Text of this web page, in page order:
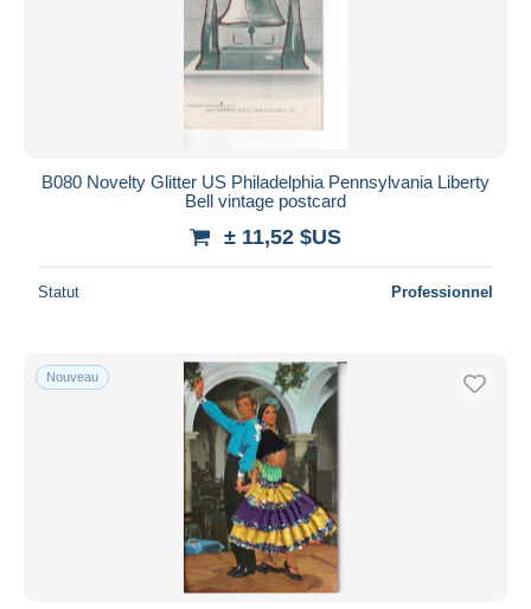
B080 Novelty Glitter US Philadelphia Pennsylvania Liberty
Bell vintage postcard
± 11,52 $US
Statut Professionnel
Nouveau